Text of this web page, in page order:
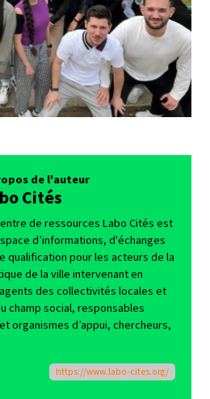
de l'auteur
Cités
de ressources Labo Cités est
d’informations, d'échanges
qualification pour les acteurs de la
de la ville intervenant en
des collectivités locales et
champ social, responsables
organismes d’appui, chercheurs,
https://www.labo-cites.org/